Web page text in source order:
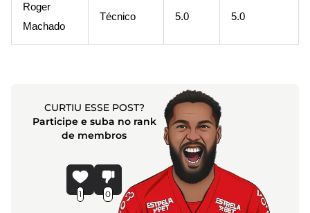
Roger
Machado
Técnico 5.0 5.0
CURTIU ESSE POST?
Participe e suba no rank
de membros
1 0